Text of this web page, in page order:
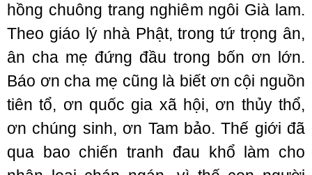
hồng chuông trang nghiêm ngôi Già lam.
Theo giáo lý nhà Phật, trong tứ trọng ân,
ân cha mẹ đứng đầu trong bốn ơn lớn.
Báo ơn cha mẹ cũng là biết ơn cội nguồn
tiên tổ, ơn quốc gia xã hội, ơn thủy thổ,
ơn chúng sinh, ơn Tam bảo. Thế giới đã
qua bao chiến tranh đau khổ làm cho